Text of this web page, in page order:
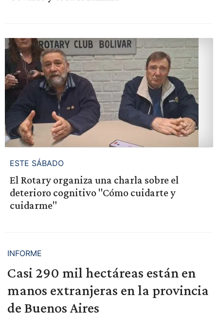
ESTE SÁBADO
El Rotary organiza una charla sobre el
deterioro cognitivo "Cómo cuidarte y
cuidarme"
INFORME
Casi 290 mil hectáreas están en
manos extranjeras en la provincia
de Buenos Aires